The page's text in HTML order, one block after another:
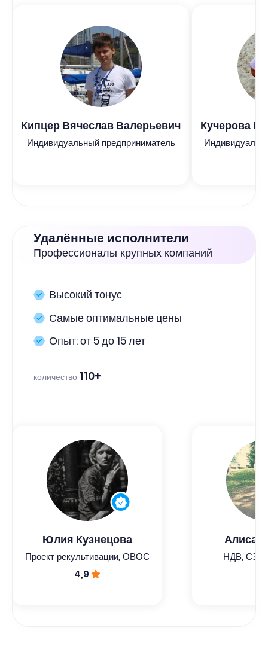
Кипцер Вячеслав Валерьевич
Индивидуальный предприниматель
Кучерова
Удалённые исполнители
Профессионалы крупных компаний
Высокий тонус
Самые оптимальные цены
Опыт: от 5 до 15 лет
количество 110+
Юлия Кузнецова
Проект рекультивации, ОВОС
4,9
Алиса
НДВ,